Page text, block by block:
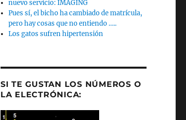
nuevo servicio: IMAGING
Pues sí, el bicho ha cambiado de matrícula,
pero hay cosas que no entiendo …..
Los gatos sufren hipertensión
SI TE GUSTAN LOS NÚMEROS O
LA ELECTRÓNICA: